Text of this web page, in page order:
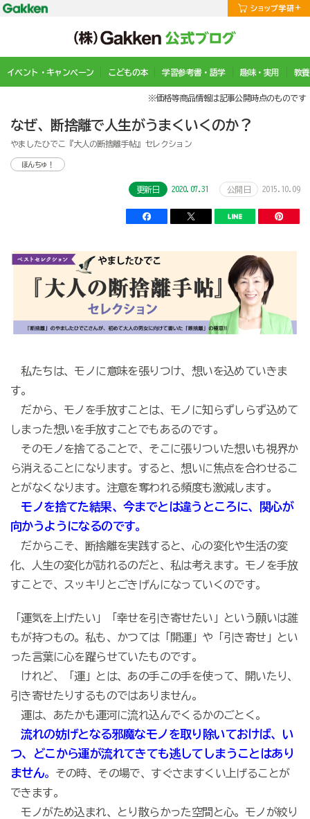
イベント・キャンペーン こどもの本 学習参考書・語学 趣味・実用 教
※価格等商品情報は記事公開時点のものです
なぜ、断捨離で人生がうまくいくのか？
やましたひでこ『大人の断捨離手帖』セレクション
ほんちゅ！
更新日 2020.07.31 公開日 2015.10.09
私たちは、モノに意味を張りつけ、想いを込めていきま
す。
だから、モノを手放すことは、モノに知らずしらず込めて
しまった想いを手放すことでもあるのです。
そのモノを捨てることで、そこに張りついた想いも視界か
ら消えることになります。すると、想いに焦点を合わせるこ
とがなくなります。注意を奪われる頻度も激減します。
モノを捨てた結果、今までとは違うところに、関心が
向かうようになるのです。
だからこそ、断捨離を実践すると、心の変化や生活の変
化、人生の変化が訪れるのだと、私は考えます。モノを手放
すことで、スッキリとごきげんになっていくのです。
「運気を上げたい」「幸せを引き寄せたい」という願いは誰
もが持つもの。私も、かつては「開運」や「引き寄せ」とい
った言葉に心を躍らせていたものです。
けれど、「運」とは、あの手この手を使って、開いたり、
引き寄せたりするものではありません。
運は、あたかも運河に流れ込んでくるかのごとく。
流れの妨げとなる邪魔なモノを取り除いておけば、い
つ、どこから運が流れてきても逃してしまうことはあり
ません。 その時、その場で、すぐさますくい上げることが
できます。
モノがため込まれ、とり散らかった空間と心。モノが絞り